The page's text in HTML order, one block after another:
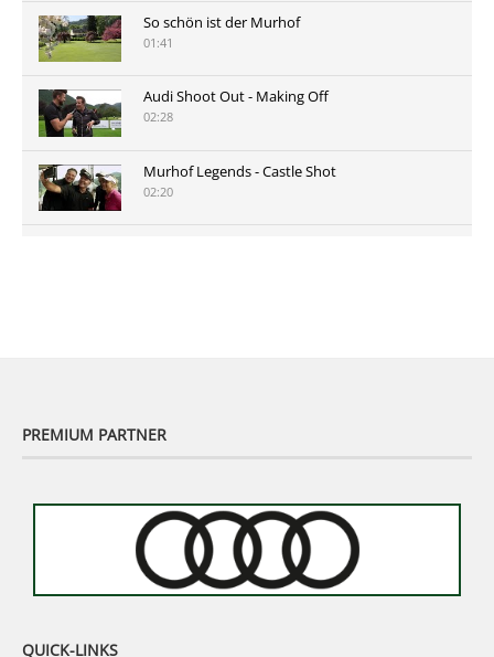
So schön ist der Murhof
01:41
Audi Shoot Out - Making Off
02:28
Murhof Legends - Castle Shot
02:20
PREMIUM PARTNER
QUICK-LINKS